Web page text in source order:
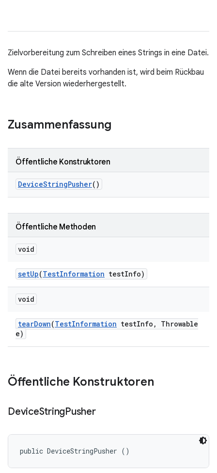
Zielvorbereitung zum Schreiben eines Strings in eine Datei.
Wenn die Datei bereits vorhanden ist, wird beim Rückbau
die alte Version wiederhergestellt.
Zusammenfassung
Öffentliche Konstruktoren
DeviceStringPusher()
Öffentliche Methoden
void
setUp(TestInformation testInfo)
void
tearDown(TestInformation testInfo ,
Throwable
e)
Öffentliche Konstruktoren
DeviceStringPusher
public DeviceStringPusher ()